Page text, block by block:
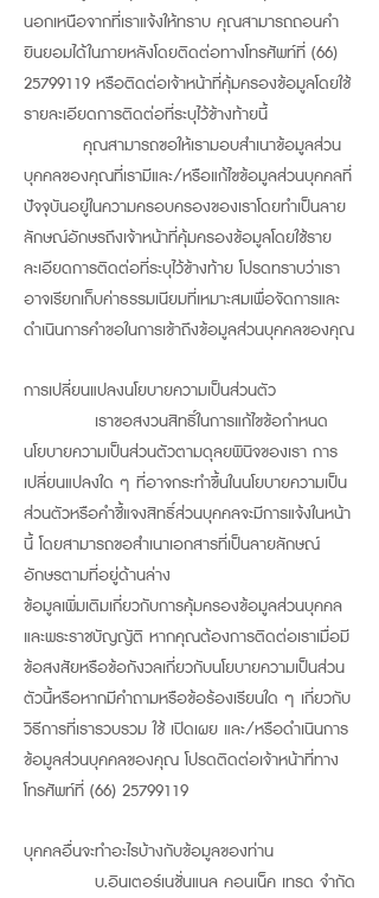
นอกเหนือจากที่เราแจ้งให้ทราบ คุณสามารถถอนคำ
ยินยอมได้ในภายหลังโดยติดต่อทางโทรศัพท์ที่ (66)
25799119 หรือติดต่อเจ้าหน้าที่คุ้มครองข้อมูลโดยใช้
รายละเอียดการติดต่อที่ระบุไว้ข้างท้ายนี้
คุณสามารถขอให้เรามอบสำเนาข้อมูลส่วน
บุคคลของคุณที่เรามีและ/หรือแก้ไขข้อมูลส่วนบุคคลที่
ปัจจุบันอยู่ในความครอบครองของเราโดยทำเป็นลาย
ลักษณ์อักษรถึงเจ้าหน้าที่คุ้มครองข้อมูลโดยใช้ราย
ละเอียดการติดต่อที่ระบุไว้ข้างท้าย โปรดทราบว่าเรา
อาจเรียกเก็บค่าธรรมเนียมที่เหมาะสมเพื่อจัดการและ
ดำเนินการคำขอในการเข้าถึงข้อมูลส่วนบุคคลของคุณ
การเปลี่ยนแปลงนโยบายความเป็นส่วนตัว
เราขอสงวนสิทธิ์ในการแก้ไขข้อกำหนด
นโยบายความเป็นส่วนตัวตามดุลยพินิจของเรา การ
เปลี่ยนแปลงใด ๆ ที่อาจกระทำขึ้นในนโยบายความเป็น
ส่วนตัวหรือคำชี้แจงสิทธิ์ส่วนบุคคลจะมีการแจ้งในหน้า
นี้ โดยสามารถขอสำเนาเอกสารที่เป็นลายลักษณ์
อักษรตามที่อยู่ด้านล่าง
ข้อมูลเพิ่มเติมเกี่ยวกับการคุ้มครองข้อมูลส่วนบุคคล
และพระราชบัญญัติ หากคุณต้องการติดต่อเราเมื่อมี
ข้อสงสัยหรือข้อกังวลเกี่ยวกับนโยบายความเป็นส่วน
ตัวนี้หรือหากมีคำถามหรือข้อร้องเรียนใด ๆ เกี่ยวกับ
วิธีการที่เรารวบรวม ใช้ เปิดเผย และ/หรือดำเนินการ
ข้อมูลส่วนบุคคลของคุณ โปรดติดต่อเจ้าหน้าที่ทาง
โทรศัพท์ที่ (66) 25799119
บุคคลอื่นจะทำอะไรบ้างกับข้อมูลของท่าน
บ.อินเตอร์เนชั่นแนล คอนเน็ค เทรด จำกัด